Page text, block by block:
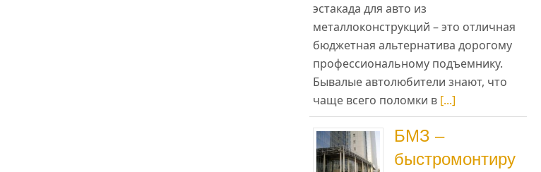
эстакада для авто из
металлоконструкций – это отличная
бюджетная альтернатива дорогому
профессиональному подъемнику.
Бывалые автолюбители знают, что
чаще всего поломки в [...]
БМЗ –
быстромонтиру